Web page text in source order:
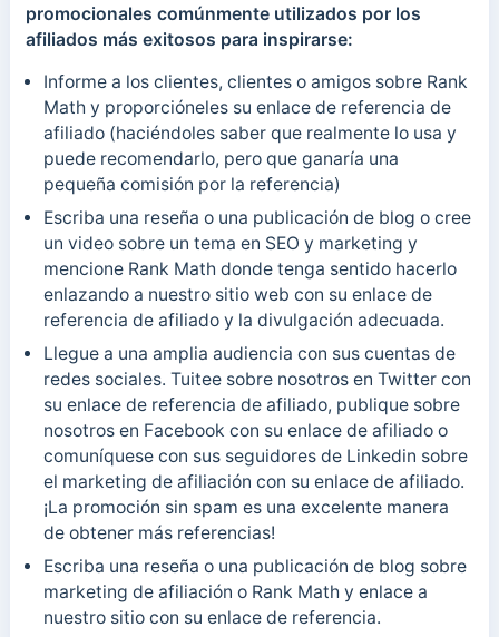
promocionales comúnmente utilizados por los
afiliados más exitosos para inspirarse:
Informe a los clientes, clientes o amigos sobre Rank
Math y proporcióneles su enlace de referencia de
afiliado (haciéndoles saber que realmente lo usa y
puede recomendarlo, pero que ganaría una
pequeña comisión por la referencia)
Escriba una reseña o una publicación de blog o cree
un video sobre un tema en SEO y marketing y
mencione Rank Math donde tenga sentido hacerlo
enlazando a nuestro sitio web con su enlace de
referencia de afiliado y la divulgación adecuada.
Llegue a una amplia audiencia con sus cuentas de
redes sociales. Tuitee sobre nosotros en Twitter con
su enlace de referencia de afiliado, publique sobre
nosotros en Facebook con su enlace de afiliado o
comuníquese con sus seguidores de Linkedin sobre
el marketing de afiliación con su enlace de afiliado.
¡La promoción sin spam es una excelente manera
de obtener más referencias!
Escriba una reseña o una publicación de blog sobre
marketing de afiliación o Rank Math y enlace a
nuestro sitio con su enlace de referencia.